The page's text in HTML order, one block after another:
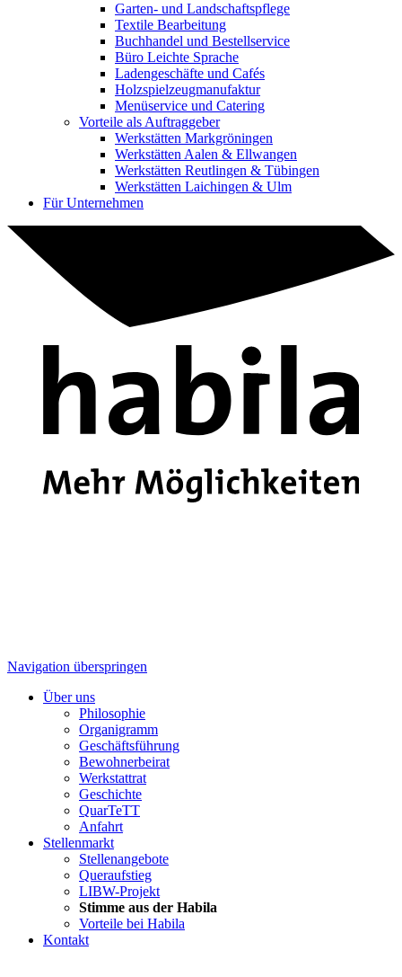
Garten- und Landschaftspflege
Textile Bearbeitung
Buchhandel und Bestellservice
Büro Leichte Sprache
Ladengeschäfte und Cafés
Holzspielzeugmanufaktur
Menüservice und Catering
Vorteile als Auftraggeber
Werkstätten Markgröningen
Werkstätten Aalen & Ellwangen
Werkstätten Reutlingen & Tübingen
Werkstätten Laichingen & Ulm
Für Unternehmen
Navigation überspringen
Über uns
Philosophie
Organigramm
Geschäftsführung
Bewohnerbeirat
Werkstattrat
Geschichte
QuarTeTT
Anfahrt
Stellenmarkt
Stellenangebote
Queraufstieg
LIBW-Projekt
Stimme aus der Habila
Vorteile bei Habila
Kontakt